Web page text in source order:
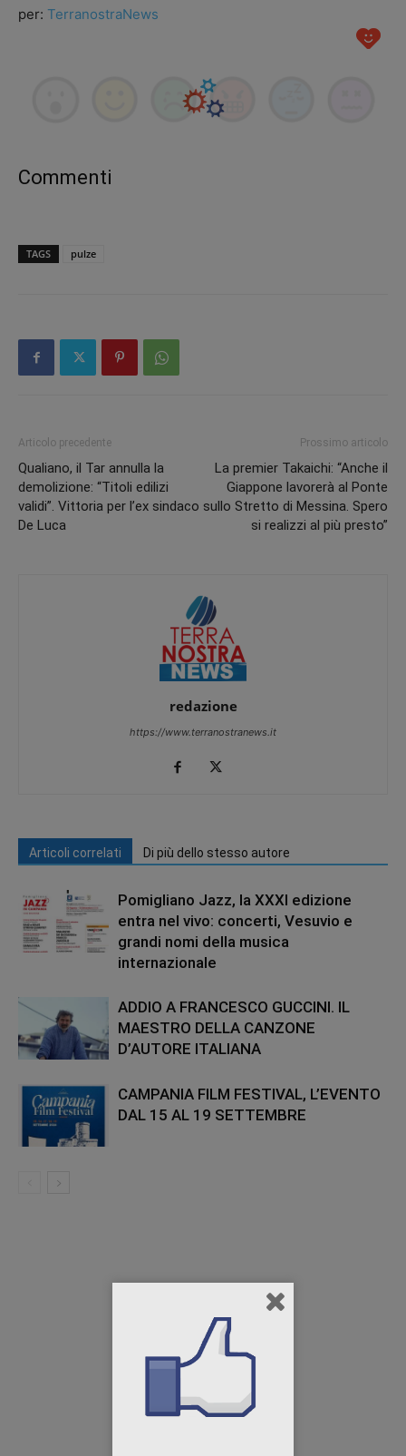
per: TerranostraNews
Commenti
TAGS pulze
Articolo precedente
Qualiano, il Tar annulla la
demolizione: “Titoli edilizi
validi”. Vittoria per l’ex sindaco
De Luca
Prossimo articolo
La premier Takaichi: “Anche il
Giappone lavorerà al Ponte
sullo Stretto di Messina. Spero
si realizzi al più presto”
redazione
https://www.terranostranews.it
Articoli correlati Di più dello stesso autore
Pomigliano Jazz, la XXXI edizione
entra nel vivo: concerti, Vesuvio e
grandi nomi della musica
internazionale
ADDIO A FRANCESCO GUCCINI. IL
MAESTRO DELLA CANZONE
D’AUTORE ITALIANA
CAMPANIA FILM FESTIVAL, L’EVENTO
DAL 15 AL 19 SETTEMBRE